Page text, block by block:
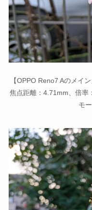
【OPPO Reno7 Aのメイ
焦点距離：4.71mm、倍率
モ